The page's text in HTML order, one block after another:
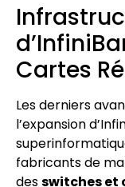
Cartes
Les derniers
l’expansion
fabricants de
desswitches et